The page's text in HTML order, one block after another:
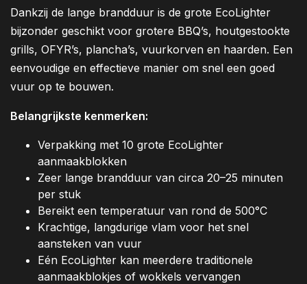
Dankzij de lange brandduur is de grote EcoLighter
bijzonder geschikt voor grotere BBQ’s, houtgestookte
grills, OFYR’s, plancha’s, vuurkorven en haarden. Een
eenvoudige en effectieve manier om snel een goed
vuur op te bouwen.
Belangrijkste kenmerken:
Verpakking met 10 grote EcoLighter
aanmaakblokken
Zeer lange brandduur van circa 20–25 minuten
per stuk
Bereikt een temperatuur van rond de 500°C
Krachtige, langdurige vlam voor het snel
aansteken van vuur
Eén EcoLighter kan meerdere traditionele
aanmaakblokjes of wokkels vervangen